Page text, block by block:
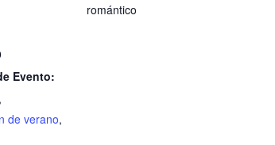
Evento:
,
de verano,
romántico